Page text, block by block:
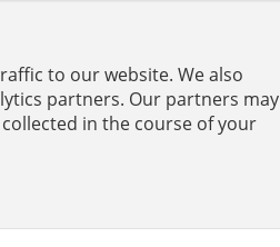
to our website. We also
partners. Our partners may
in the course of your